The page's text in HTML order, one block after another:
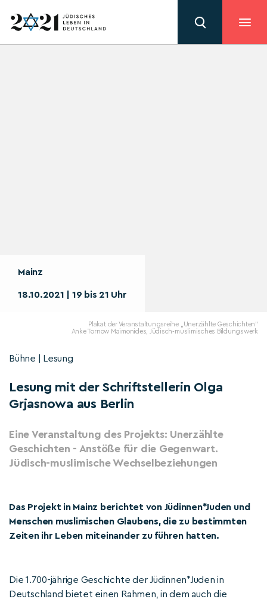
Mainz
18.10.2021 | 19 bis 21 Uhr
Plakat der Veranstaltungsreihe „Unerzählte Geschichten“
Anke Tornow Maimonides, Jüdisch-muslimisches Bildungswerk
Bühne | Lesung
Lesung mit der Schriftstellerin Olga
Grjasnowa aus Berlin
Eine Veranstaltung des Projekts: Unerzählte
Geschichten - Anstöße für die Gegenwart.
Jüdisch-muslimische Wechselbeziehungen
Das Projekt in Mainz berichtet von Jüdinnen*Juden und
Menschen muslimischen Glaubens, die zu bestimmten
Zeiten ihr Leben miteinander zu führen hatten.
Die 1.700-jährige Geschichte der Jüdinnen*Juden in
Deutschland bietet einen Rahmen, in dem auch die